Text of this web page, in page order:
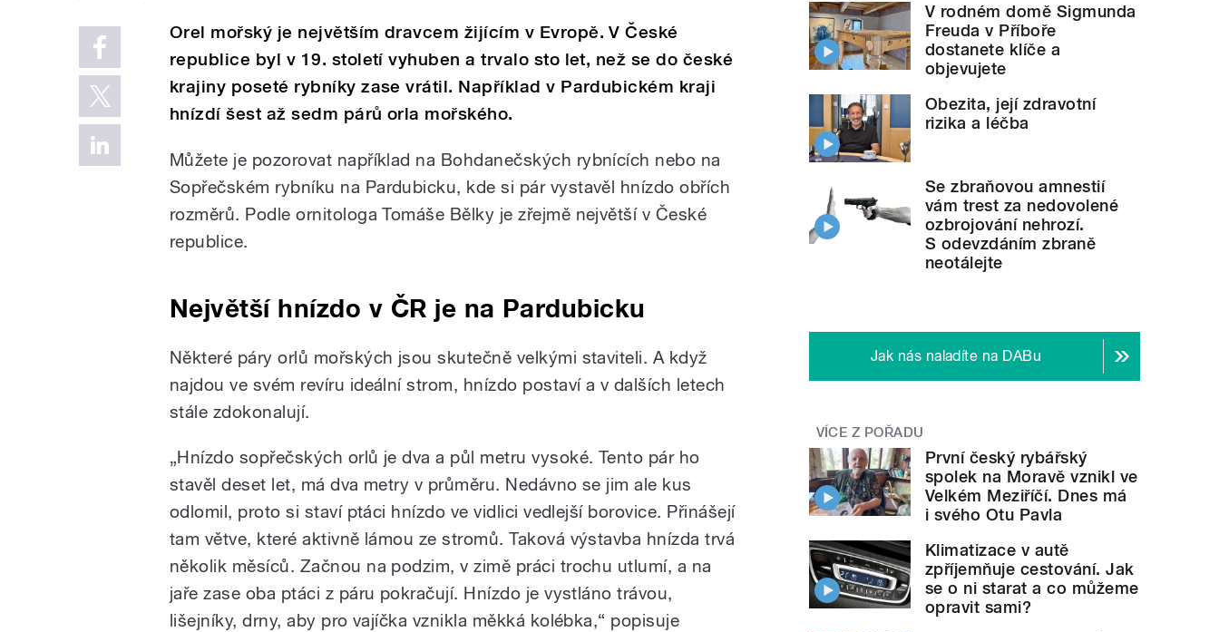
Orel mořský je největším dravcem žijícím v Evropě. V České
republice byl v 19. století vyhuben a trvalo sto let, než se do české
krajiny poseté rybníky zase vrátil. Například v Pardubickém kraji
hnízdí šest až sedm párů orla mořského.
Můžete je pozorovat například na Bohdanečských rybnících nebo na
Sopřečském rybníku na Pardubicku, kde si pár vystavěl hnízdo obřích
rozměrů. Podle ornitologa Tomáše Bělky je zřejmě největší v České
republice.
Největší hnízdo v ČR je na Pardubicku
Některé páry orlů mořských jsou skutečně velkými staviteli. A když
najdou ve svém revíru ideální strom, hnízdo postaví a v dalších letech
stále zdokonalují.
„Hnízdo sopřečských orlů je dva a půl metru vysoké. Tento pár ho
stavěl deset let, má dva metry v průměru. Nedávno se jim ale kus
odlomil, proto si staví ptáci hnízdo ve vidlici vedlejší borovice. Přinášejí
tam větve, které aktivně lámou ze stromů. Taková výstavba hnízda trvá
několik měsíců. Začnou na podzim, v zimě práci trochu utlumí, a na
jaře zase oba ptáci z páru pokračují. Hnízdo je vystláno trávou,
lišejníky, drny, aby pro vajíčka vznikla měkká kolébka,“ popisuje
V rodném domě Sigmunda
Freuda v Příboře
dostanete klíče a
objevujete
Obezita, její zdravotní
rizika a léčba
Se zbraňovou amnestií
vám trest za nedovolené
ozbrojování nehrozí.
S odevzdáním zbraně
neotálejte
Jak nás naladíte na DABu
VÍCE Z POŘADU
První český rybářský
spolek na Moravě vznikl ve
Velkém Meziříčí. Dnes má
i svého Otu Pavla
Klimatizace v autě
zpříjemňuje cestování. Jak
se o ni starat a co můžeme
opravit sami?